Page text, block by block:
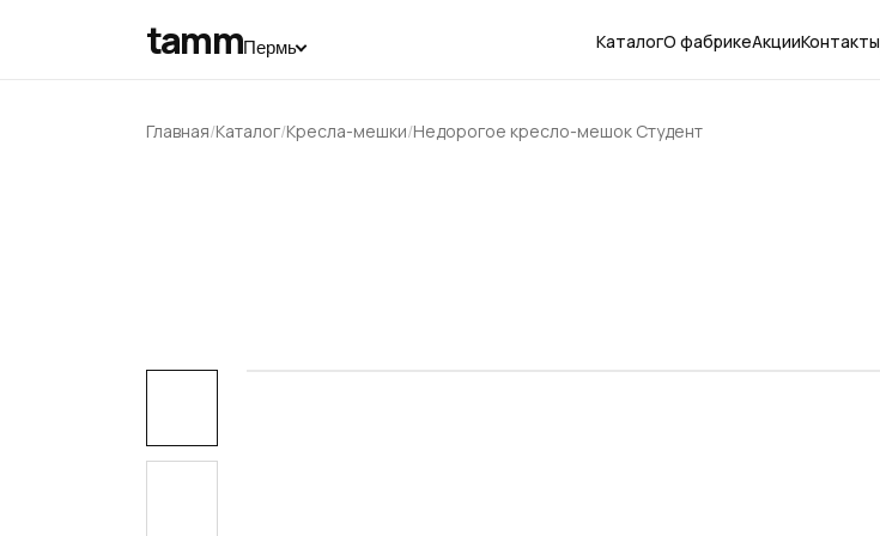
tammПермь КаталогО фабрикеАкцииКонтакты
Главная Каталог Кресла-мешки Недорогое кресло-мешок Студент